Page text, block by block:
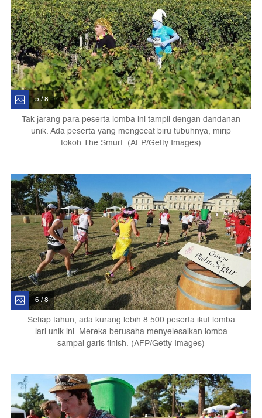
5 / 8
Tak jarang para peserta lomba ini tampil dengan dandanan
unik. Ada peserta yang mengecat biru tubuhnya, mirip
tokoh The Smurf. (AFP/Getty Images)
6 / 8
Setiap tahun, ada kurang lebih 8.500 peserta ikut lomba
lari unik ini. Mereka berusaha menyelesaikan lomba
sampai garis finish. (AFP/Getty Images)